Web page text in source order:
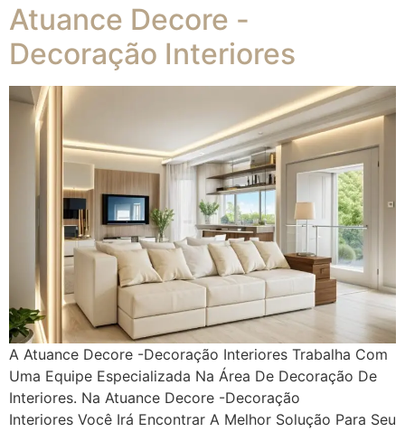
Atuance Decore -
Decoração Interiores
A Atuance Decore -Decoração Interiores Trabalha Com
Uma Equipe Especializada Na Área De Decoração De
Interiores. Na Atuance Decore -Decoração
Interiores Você Irá Encontrar A Melhor Solução Para Seu